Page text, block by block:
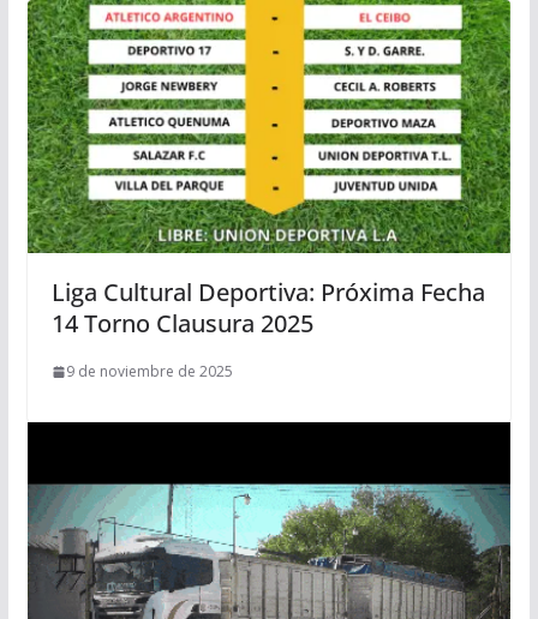
Liga Cultural Deportiva: Próxima Fecha
14 Torno Clausura 2025
9 de noviembre de 2025